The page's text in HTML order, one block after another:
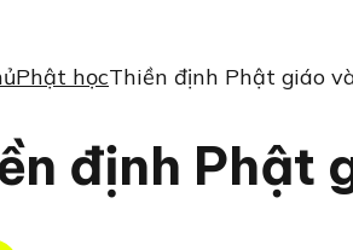
Phật họcThiền định Phật giáo
định Phật